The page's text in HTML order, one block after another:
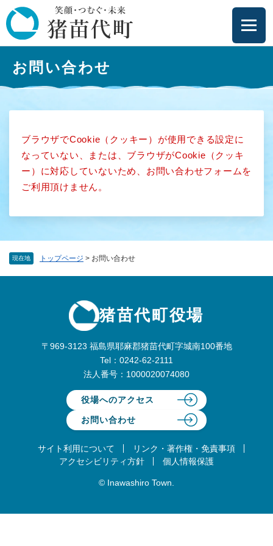
ー
ジ
の
メニューを飛ばして本文へ
現在地 トップページ > お問い合わせ
お問い合わせ
ブラウザでCookie（クッキー）が使用できる設定に
なっていない、または、ブラウザがCookie（クッキ
ー）に対応していないため、お問い合わせフォームを
ご利用頂けません。
猪苗代町役場
〒969-3123 福島県耶麻郡猪苗代町字城南100番地
Tel：0242-62-2111
法人番号：1000020074080
役場へのアクセス
お問い合わせ
サイト利用について
リンク・著作権・免責事項
アクセシビリティ方針
個人情報保護
© Inawashiro Town.